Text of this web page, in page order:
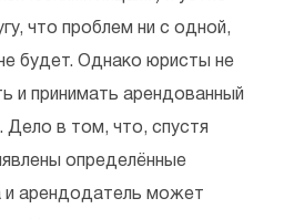
что проблем ни с одной,
будет. Однако юристы не
и принимать арендованный
Дело в том, что, спустя
определённые
арендодатель может